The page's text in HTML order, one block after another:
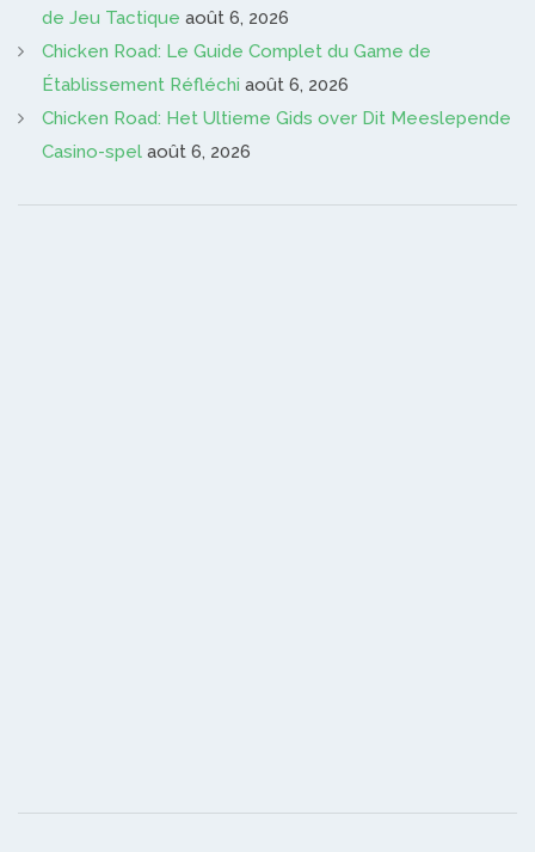
de Jeu Tactique août 6, 2026
Chicken Road: Le Guide Complet du Game de
Établissement Réfléchi août 6, 2026
Chicken Road: Het Ultieme Gids over Dit Meeslepende
Casino-spel août 6, 2026